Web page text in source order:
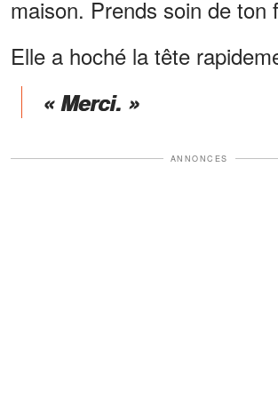
maison. Prends soin de ton
Elle a hoché la tête
« Merci. »
ANNONCES